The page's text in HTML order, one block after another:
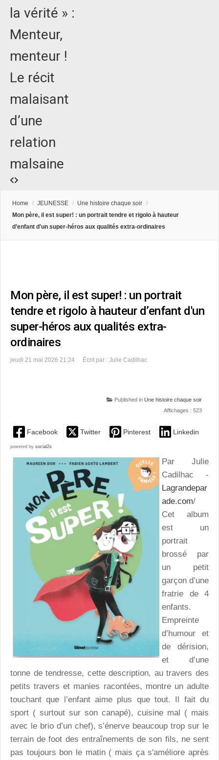
la vérité » :
Menteur,
menteur !
Le récit
malaisant
d’une
relation
malsaine
Home / JEUNESSE / Une histoire chaque soir /
Mon père, il est super! : un portrait tendre et rigolo à hauteur
d’enfant d'un super-héros aux qualités extra-ordinaires
Mon père, il est super! : un portrait
tendre et rigolo à hauteur d’enfant d'un
super-héros aux qualités extra-
ordinaires
jeudi 21 mai 2026 21:24 Écrit par : Julie Cadilhac
Published in Une histoire chaque soir
Affichages : 523
Facebook Twitter Pinterest Linkedin
powered by social2s
Par Julie
Cadilhac -
Lagrandepar
ade.com/
Cet album
est un
portrait
brossé par
un petit
garçon d’une
fratrie de 4
enfants.
Empreinte
d’humour et
de dérision,
et d’une
tonne de tendresse, cette description, au travers des
petits travers et manies racontées, montre un adulte
touchant que l’enfant aime plus que tout. Il fait du
sport ( surtout sur son canapé), cuisine mal ( mais
avec le brio d’un chef), s’énerve beaucoup trop sur le
terrain de foot des entraînements de son fils, ne sent
pas toujours bon le matin ( mais ça s'améliore après